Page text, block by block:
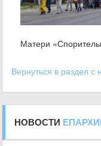
Матери
Вернуться в раздел с
НОВОСТИ